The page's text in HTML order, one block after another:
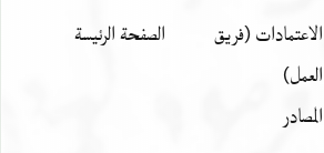
الاعتمادات (فريق
العمل)
المصادر
الصفحة الرئيسة